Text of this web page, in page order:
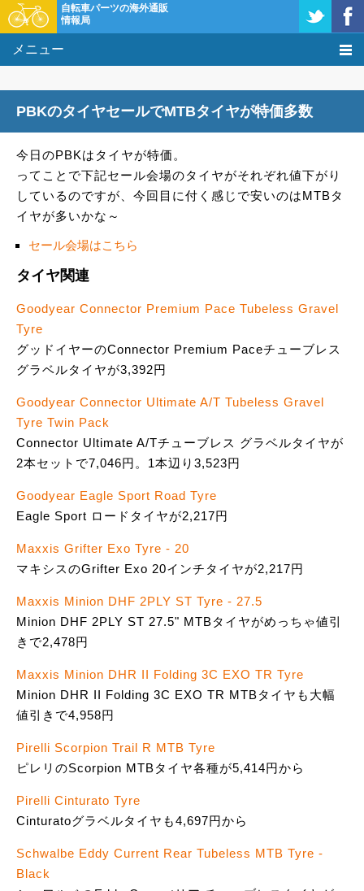
自転車パーツの海外通販
情報局
メニュー
基礎知識
購入方法
PBKのタイヤセールでMTBタイヤが特価多数
今日のPBKはタイヤが特価。
ってことで下記セール会場のタイヤがそれぞれ値下がり
しているのですが、今回目に付く感じで安いのはMTBタ
イヤが多いかな～
セール会場はこちら
タイヤ関連
Goodyear Connector Premium Pace Tubeless Gravel
Tyre
グッドイヤーのConnector Premium Paceチューブレス
グラベルタイヤが3,392円
Goodyear Connector Ultimate A/T Tubeless Gravel
Tyre Twin Pack
Connector Ultimate A/Tチューブレス グラベルタイヤが
2本セットで7,046円。1本辺り3,523円
Goodyear Eagle Sport Road Tyre
Eagle Sport ロードタイヤが2,217円
Maxxis Grifter Exo Tyre - 20
マキシスのGrifter Exo 20インチタイヤが2,217円
Maxxis Minion DHF 2PLY ST Tyre - 27.5
Minion DHF 2PLY ST 27.5" MTBタイヤがめっちゃ値引
きで2,478円
Maxxis Minion DHR II Folding 3C EXO TR Tyre
Minion DHR II Folding 3C EXO TR MTBタイヤも大幅
値引きで4,958円
Pirelli Scorpion Trail R MTB Tyre
ピレリのScorpion MTBタイヤ各種が5,414円から
Pirelli Cinturato Tyre
Cinturatoグラベルタイヤも4,697円から
Schwalbe Eddy Current Rear Tubeless MTB Tyre -
Black